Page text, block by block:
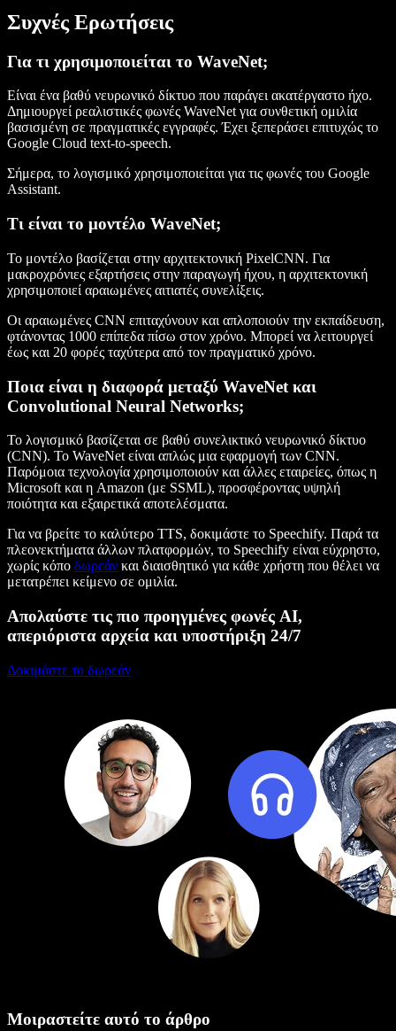
Συχνές Ερωτήσεις
Για τι χρησιμοποιείται το WaveNet;
Είναι ένα βαθύ νευρωνικό δίκτυο που παράγει ακατέργαστο ήχο.
Δημιουργεί ρεαλιστικές φωνές WaveNet για συνθετική ομιλία
βασισμένη σε πραγματικές εγγραφές. Έχει ξεπεράσει επιτυχώς το
Google Cloud text-to-speech.
Σήμερα, το λογισμικό χρησιμοποιείται για τις φωνές του Google
Assistant.
Τι είναι το μοντέλο WaveNet;
Το μοντέλο βασίζεται στην αρχιτεκτονική PixelCNN. Για
μακροχρόνιες εξαρτήσεις στην παραγωγή ήχου, η αρχιτεκτονική
χρησιμοποιεί αραιωμένες αιτιατές συνελίξεις.
Οι αραιωμένες CNN επιταχύνουν και απλοποιούν την εκπαίδευση,
φτάνοντας 1000 επίπεδα πίσω στον χρόνο. Μπορεί να λειτουργεί
έως και 20 φορές ταχύτερα από τον πραγματικό χρόνο.
Ποια είναι η διαφορά μεταξύ WaveNet και
Convolutional Neural Networks;
Το λογισμικό βασίζεται σε βαθύ συνελικτικό νευρωνικό δίκτυο
(CNN). Το WaveNet είναι απλώς μια εφαρμογή των CNN.
Παρόμοια τεχνολογία χρησιμοποιούν και άλλες εταιρείες, όπως η
Microsoft και η Amazon (με SSML), προσφέροντας υψηλή
ποιότητα και εξαιρετικά αποτελέσματα.
Για να βρείτε το καλύτερο TTS, δοκιμάστε το Speechify. Παρά τα
πλεονεκτήματα άλλων πλατφορμών, το Speechify είναι εύχρηστο,
χωρίς κόπο δωρεάν και διαισθητικό για κάθε χρήστη που θέλει να
μετατρέπει κείμενο σε ομιλία.
Απολαύστε τις πιο προηγμένες φωνές AI,
απεριόριστα αρχεία και υποστήριξη 24/7
Δοκιμάστε το δωρεάν
Μοιραστείτε αυτό το άρθρο